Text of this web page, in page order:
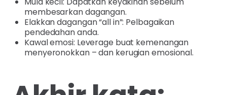
membesarkan dagangan.
Elakkan dagangan “all in”: Pelbagaikan
pendedahan anda.
Kawal emosi: Leverage buat kemenangan
menyeronokkan – dan kerugian emosional.